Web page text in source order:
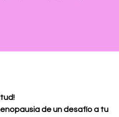
de un desafío a tu